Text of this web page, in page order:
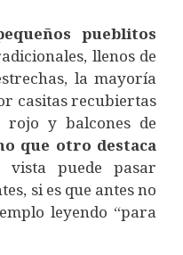
pueblitos
llenos de
la mayoría
casitas recubiertas
y balcones de
que otro destaca
puede pasar
si es que antes no
leyendo “para